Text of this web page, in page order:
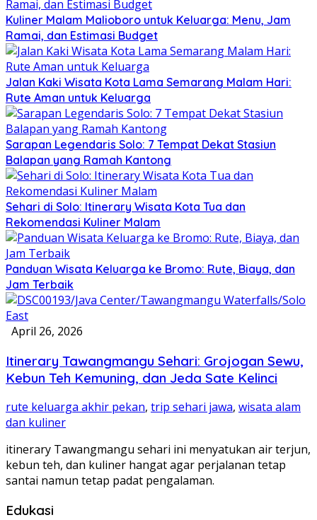
Kuliner Malam Malioboro untuk Keluarga: Menu, Jam
Ramai, dan Estimasi Budget
Jalan Kaki Wisata Kota Lama Semarang Malam Hari:
Rute Aman untuk Keluarga
Sarapan Legendaris Solo: 7 Tempat Dekat Stasiun
Balapan yang Ramah Kantong
Sehari di Solo: Itinerary Wisata Kota Tua dan
Rekomendasi Kuliner Malam
Panduan Wisata Keluarga ke Bromo: Rute, Biaya, dan
Jam Terbaik
April 26, 2026
Itinerary Tawangmangu Sehari: Grojogan Sewu,
Kebun Teh Kemuning, dan Jeda Sate Kelinci
rute keluarga akhir pekan, trip sehari jawa, wisata alam
dan kuliner
itinerary Tawangmangu sehari ini menyatukan air terjun,
kebun teh, dan kuliner hangat agar perjalanan tetap
santai namun tetap padat pengalaman.
Edukasi